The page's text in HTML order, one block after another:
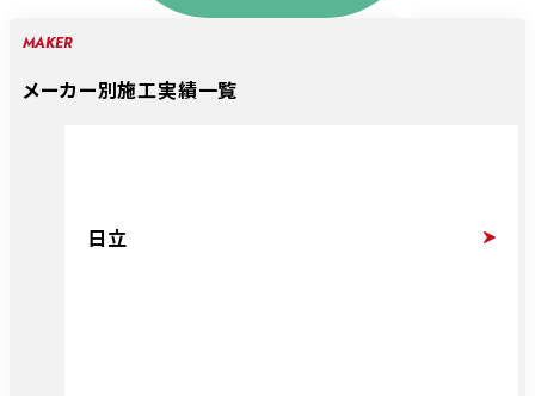
MAKER
メーカー別施工実績一覧
日立